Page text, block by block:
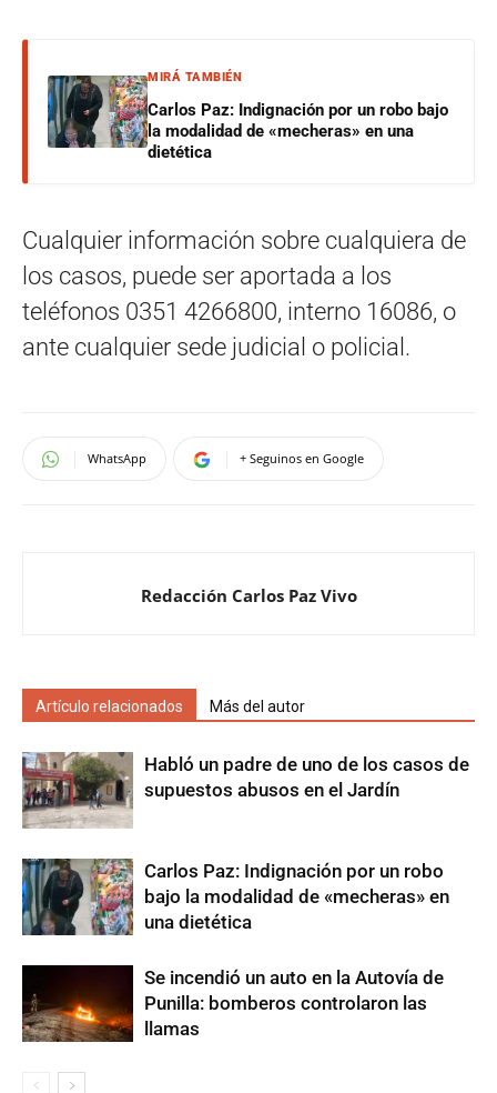
MIRÁ TAMBIÉN
Carlos Paz: Indignación por un robo bajo
la modalidad de «mecheras» en una
dietética
Cualquier información sobre cualquiera de
los casos, puede ser aportada a los
teléfonos 0351 4266800, interno 16086, o
ante cualquier sede judicial o policial.
WhatsApp + Seguinos en Google
Redacción Carlos Paz Vivo
Artículo relacionados Más del autor
Habló un padre de uno de los casos de
supuestos abusos en el Jardín
Carlos Paz: Indignación por un robo
bajo la modalidad de «mecheras» en
una dietética
Se incendió un auto en la Autovía de
Punilla: bomberos controlaron las
llamas